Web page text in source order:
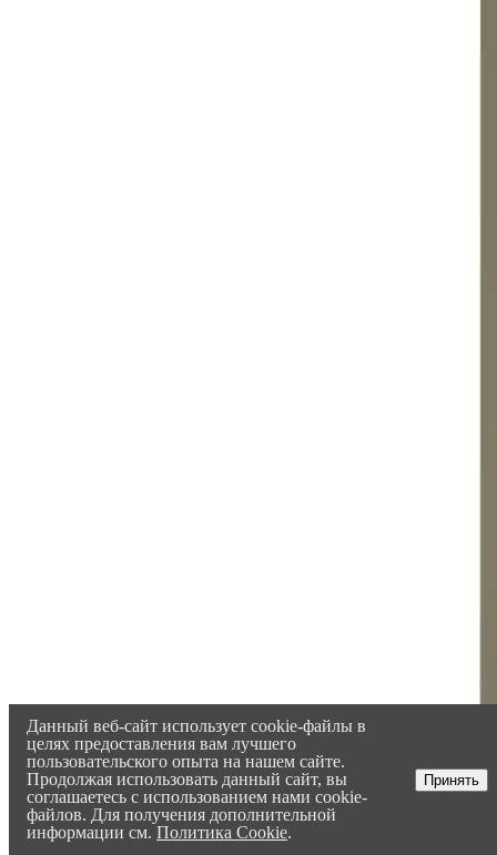
Данный веб-сайт использует cookie-файлы в
целях предоставления вам лучшего
пользовательского опыта на нашем сайте.
Продолжая использовать данный сайт, вы
соглашаетесь с использованием нами cookie-
файлов. Для получения дополнительной
информации см.Политика Cookie.
Принять